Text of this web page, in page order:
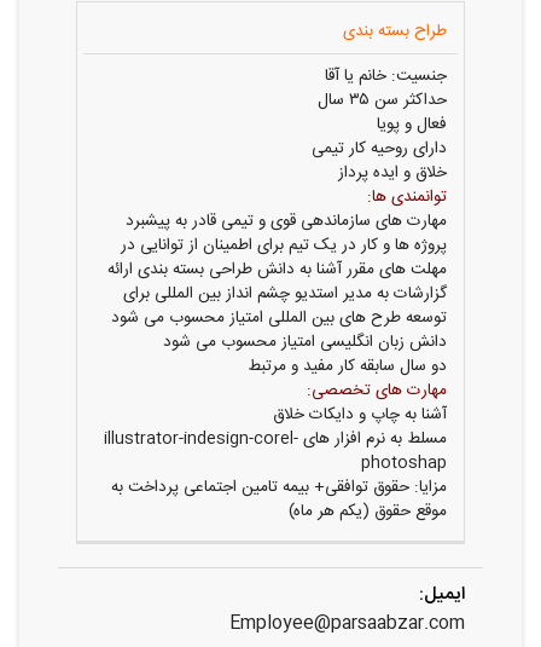
طراح بسته بندی
جنسیت: خانم یا آقا
حداکثر سن ۳۵ سال
فعال و پویا
دارای روحیه کار تیمی
خلاق و ایده پرداز
توانمندی ها:
مهارت های سازماندهی قوی و تیمی قادر به پیشبرد
پروژه ها و کار در یک تیم برای اطمینان از توانایی در
مهلت های مقرر آشنا به دانش طراحی بسته بندی ارائه
گزارشات به مدیر استدیو چشم انداز بین المللی برای
توسعه طرح های بین المللی امتیاز محسوب می شود
دانش زبان انگلیسی امتیاز محسوب می شود
دو سال سابقه کار مفید و مرتبط
مهارت های تخصصی:
آشنا به چاپ و دایکات خلاق
مسلط به نرم افزار های illustrator-indesign-corel-
photoshap
مزایا: حقوق توافقی+ بیمه تامین اجتماعی پرداخت به
موقع حقوق (یکم هر ماه)
ایمیل:
Employee@parsaabzar.com